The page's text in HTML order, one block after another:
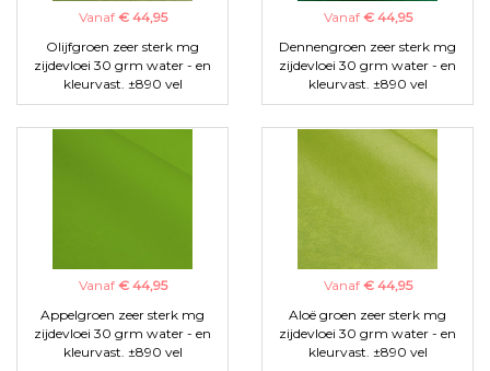
Vanaf € 44,95
Olijfgroen zeer sterk mg
zijdevloei 30 grm water - en
kleurvast. ±890 vel
Vanaf € 44,95
Dennengroen zeer sterk mg
zijdevloei 30 grm water - en
kleurvast. ±890 vel
Vanaf € 44,95
Appelgroen zeer sterk mg
zijdevloei 30 grm water - en
kleurvast. ±890 vel
Vanaf € 44,95
Aloë groen zeer sterk mg
zijdevloei 30 grm water - en
kleurvast. ±890 vel